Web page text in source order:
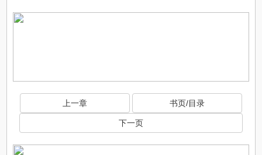
上一章 书页/目录
下一页